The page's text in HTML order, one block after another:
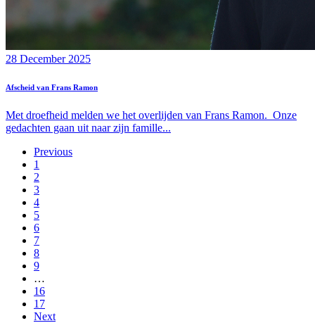
28 December 2025
Afscheid van Frans Ramon
Met droefheid melden we het overlijden van Frans Ramon. Onze
gedachten gaan uit naar zijn famille...
Previous
1
2
3
4
5
6
7
8
9
…
16
17
Next